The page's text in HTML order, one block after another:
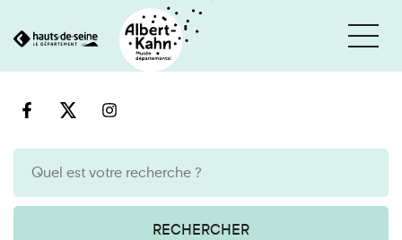
au
RECHERCHER
Cookies et traceurs utilisés sur ce site